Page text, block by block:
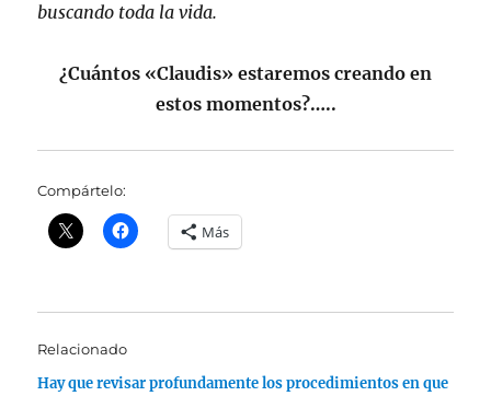
buscando toda la vida.
¿Cuántos «Claudis» estaremos creando en
estos momentos?…..
Compártelo:
Más
Relacionado
Hay que revisar profundamente los procedimientos en que